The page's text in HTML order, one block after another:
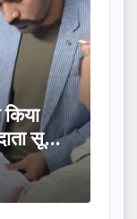
लिए 13 महिलाओं
भी